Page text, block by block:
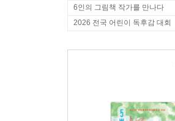
6인의 그림책 작가를 만나다
2026 전국 어린이 독후감 대회